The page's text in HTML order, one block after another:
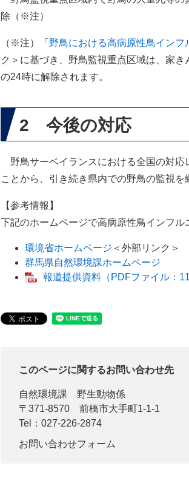
除（※注）
（※注）「 野鳥における高病原性鳥インフ
ク＞ に基づき、野鳥監視重点区域は、家
の24時に解除されます。
2 今後の対応
野鳥サーベイランスにおける全国の対応
ことから、引き続き県内での野鳥の監視を
【参考情報】
下記のホームページで高病原性鳥インフル
環境省ホームページ ＜外部リンク＞
群馬県自然環境課ホームページ
報道提供資料（PDFファイル：
このページに関するお問い合わせ先
自然環境課
野生動物係
〒371-8570
前橋市大手町1-1-1
Tel：027-226-2874
お問い合わせフォーム